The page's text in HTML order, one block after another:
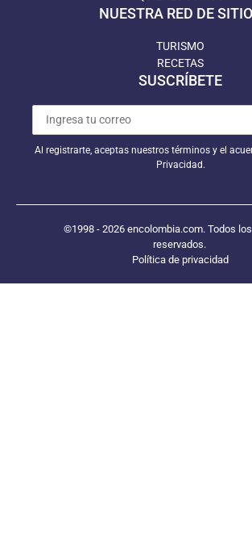
NUESTRA RED DE
TURISMO
RECETAS
SUSCRÍBETE
Al registrarte, aceptas nuestros términos y el
Privacidad.
©1998 - 2026 encolombia.com. Todos
reservados.
Política de privacidad